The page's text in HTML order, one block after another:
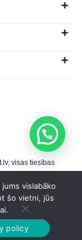
visas tiesības
vislabāko
šo vietni, jūs
policy